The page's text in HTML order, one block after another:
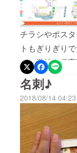
チラシやポス
トもぎりぎり
が、学校や保
を配布させてい
り、公民館や児
にも配布・掲
だき、本当に
ます。 たくさ
協力のもと、
名刺♪
2018/08/14 04:23